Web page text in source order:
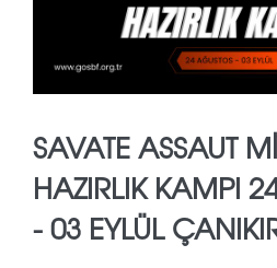
SAVATE ASSAUT
HAZIRLIK KAMPI
- 03 EYLÜL